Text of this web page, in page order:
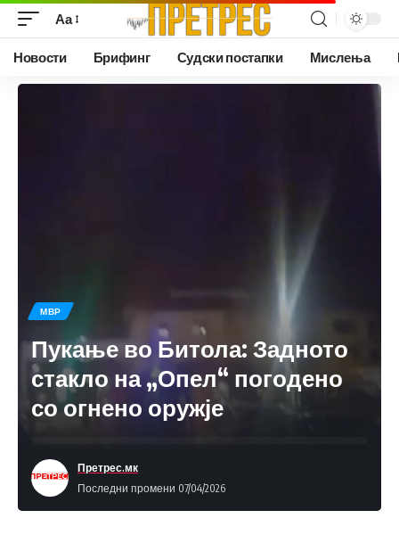
Аа
Новости Брифинг Судски постапки Мислења
МВР
Пукање во Битола: Задното
стакло на „Опел“ погодено
со огнено оружје
Последни промени 07/04/2026
Претрес.мк